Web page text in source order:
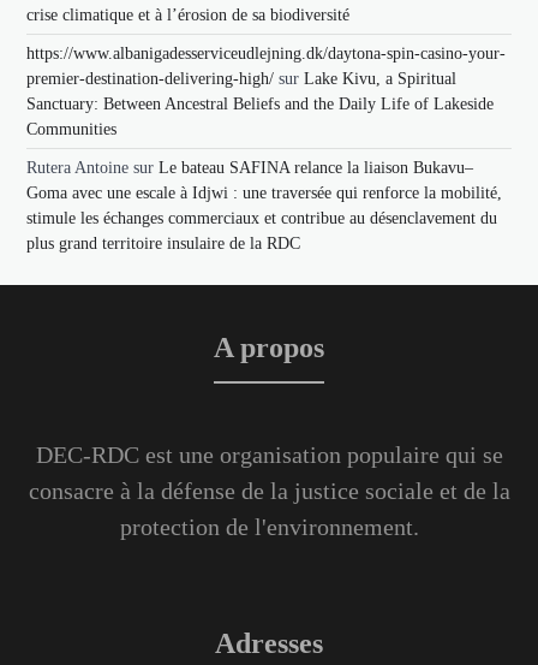
crise climatique et à l’érosion de sa biodiversité
https://www.albanigadesserviceudlejning.dk/daytona-spin-casino-your-
premier-destination-delivering-high/ surLake Kivu, a Spiritual
Sanctuary: Between Ancestral Beliefs and the Daily Life of Lakeside
Communities
Rutera Antoine surLe bateau SAFINA relance la liaison Bukavu–
Goma avec une escale à Idjwi : une traversée qui renforce la mobilité,
stimule les échanges commerciaux et contribue au désenclavement du
plus grand territoire insulaire de la RDC
A propos
DEC-RDC est une organisation populaire qui se
consacre à la défense de la justice sociale et de la
protection de l'environnement.
Adresses